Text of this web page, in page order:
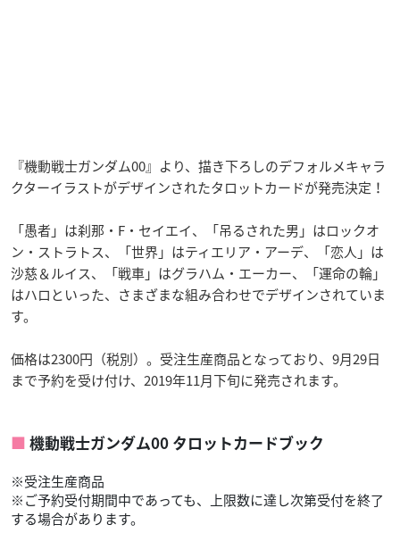
『機動戦士ガンダム00』より、描き下ろしのデフォルメキャラ
クターイラストがデザインされたタロットカードが発売決定！
「愚者」は刹那・F・セイエイ、「吊るされた男」はロックオ
ン・ストラトス、「世界」はティエリア・アーデ、「恋人」は
沙慈＆ルイス、「戦車」はグラハム・エーカー、「運命の輪」
はハロといった、さまざまな組み合わせでデザインされていま
す。
価格は2300円（税別）。受注生産商品となっており、9月29日
まで予約を受け付け、2019年11月下旬に発売されます。
機動戦士ガンダム00 タロットカードブック
※受注生産商品
※ご予約受付期間中であっても、上限数に達し次第受付を終了
する場合があります。